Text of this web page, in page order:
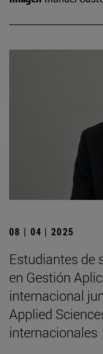
08 | 04 | 2025
Estudiantes de
en Gestión
internacional
Applied
internacionales